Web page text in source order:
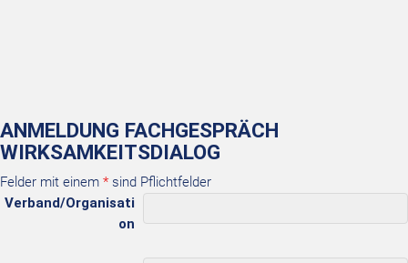
ANMELDUNG FACHGESPRÄCH
WIRKSAMKEITSDIALOG
Felder mit einem * sind Pflichtfelder
Verband/Organisati
on